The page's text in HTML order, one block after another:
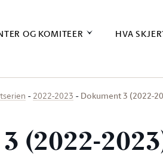
OG KOMITEER HVA
2022-2023 Dokument 3 (2022-
(2022-